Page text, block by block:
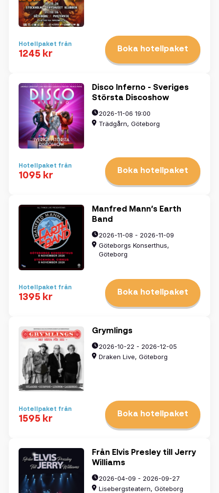
Hotellpaket från
1245 kr Boka hotellpaket
Disco Inferno - Sveriges
Största Discoshow
2026-11-06 19:00
Trädgårn, Göteborg
Hotellpaket från
1095 kr Boka hotellpaket
Manfred Mann’s Earth
Band
2026-11-08 - 2026-11-09
Göteborgs Konserthus,
Göteborg
Hotellpaket från
1395 kr Boka hotellpaket
Grymlings
2026-10-22 - 2026-12-05
Draken Live, Göteborg
Hotellpaket från
1595 kr Boka hotellpaket
Från Elvis Presley till Jerry
Williams
2026-04-09 - 2026-09-27
Lisebergsteatern, Göteborg